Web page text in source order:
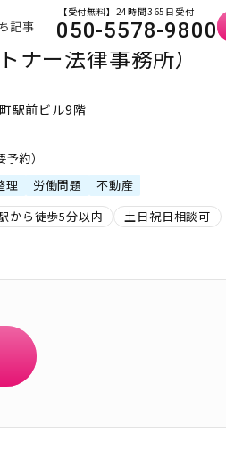
記事
【受付無料】24時間365日受付
050-5578-9800
ー法律事務所）
駅前ビル9階
約）
理
労働問題
不動産
から徒歩5分以内
土日祝日相談可